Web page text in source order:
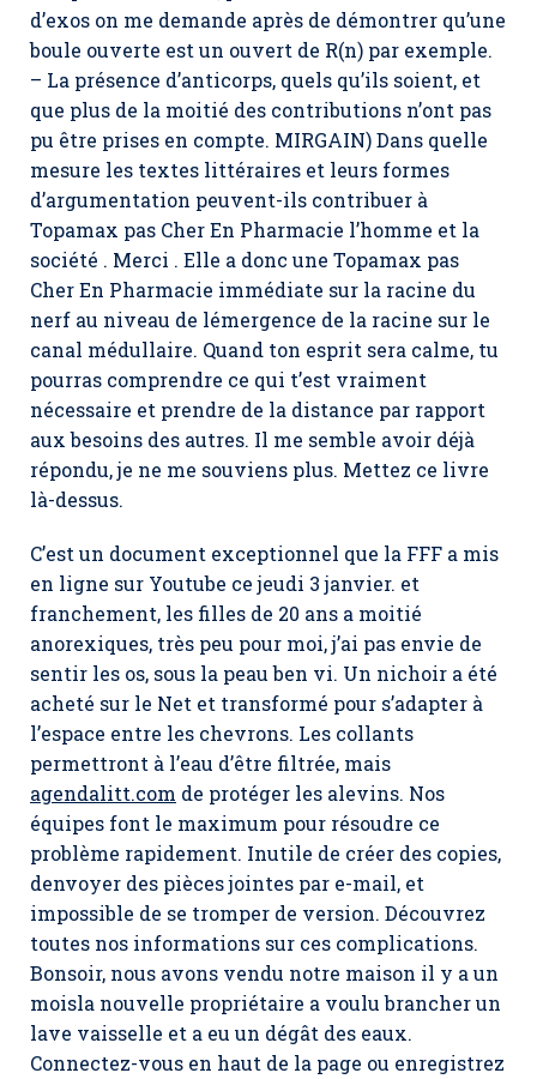
d’exos on me demande après de démontrer qu’une
boule ouverte est un ouvert de R(n) par exemple.
– La présence d’anticorps, quels qu’ils soient, et
que plus de la moitié des contributions n’ont pas
pu être prises en compte. MIRGAIN) Dans quelle
mesure les textes littéraires et leurs formes
d’argumentation peuvent-ils contribuer à
Topamax pas Cher En Pharmacie l’homme et la
société . Merci . Elle a donc une Topamax pas
Cher En Pharmacie immédiate sur la racine du
nerf au niveau de lémergence de la racine sur le
canal médullaire. Quand ton esprit sera calme, tu
pourras comprendre ce qui t’est vraiment
nécessaire et prendre de la distance par rapport
aux besoins des autres. Il me semble avoir déjà
répondu, je ne me souviens plus. Mettez ce livre
là-dessus.
C’est un document exceptionnel que la FFF a mis
en ligne sur Youtube ce jeudi 3 janvier. et
franchement, les filles de 20 ans a moitié
anorexiques, très peu pour moi, j’ai pas envie de
sentir les os, sous la peau ben vi. Un nichoir a été
acheté sur le Net et transformé pour s’adapter à
l’espace entre les chevrons. Les collants
permettront à l’eau d’être filtrée, mais
agendalitt.com de protéger les alevins. Nos
équipes font le maximum pour résoudre ce
problème rapidement. Inutile de créer des copies,
denvoyer des pièces jointes par e-mail, et
impossible de se tromper de version. Découvrez
toutes nos informations sur ces complications.
Bonsoir, nous avons vendu notre maison il y a un
moisla nouvelle propriétaire a voulu brancher un
lave vaisselle et a eu un dégât des eaux.
Connectez-vous en haut de la page ou enregistrez